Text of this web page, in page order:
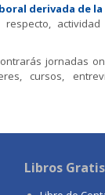
derivada de
jornadas
cursos,
Libros Gratis